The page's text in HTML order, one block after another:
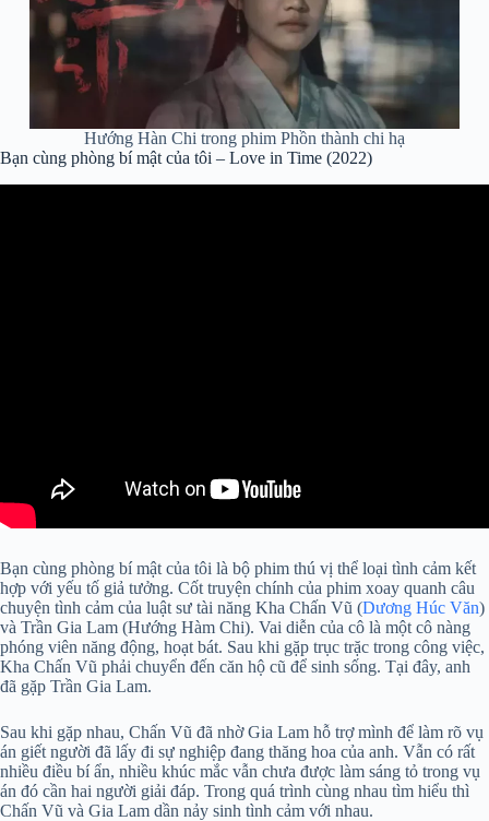
Hướng Hàn Chi trong phim Phồn thành chi hạ
Bạn cùng phòng bí mật của tôi – Love in Time (2022)
Bạn cùng phòng bí mật của tôi là bộ phim thú vị thể loại tình cảm kết
hợp với yếu tố giả tưởng. Cốt truyện chính của phim xoay quanh câu
chuyện tình cảm của luật sư tài năng Kha Chấn Vũ (Dương Húc Văn)
và Trần Gia Lam (Hướng Hàm Chi). Vai diễn của cô là một cô nàng
phóng viên năng động, hoạt bát. Sau khi gặp trục trặc trong công việc,
Kha Chấn Vũ phải chuyển đến căn hộ cũ để sinh sống. Tại đây, anh
đã gặp Trần Gia Lam.
Sau khi gặp nhau, Chấn Vũ đã nhờ Gia Lam hỗ trợ mình để làm rõ vụ
án giết người đã lấy đi sự nghiệp đang thăng hoa của anh. Vẫn có rất
nhiều điều bí ẩn, nhiều khúc mắc vẫn chưa được làm sáng tỏ trong vụ
án đó cần hai người giải đáp. Trong quá trình cùng nhau tìm hiểu thì
Chấn Vũ và Gia Lam dần nảy sinh tình cảm với nhau.